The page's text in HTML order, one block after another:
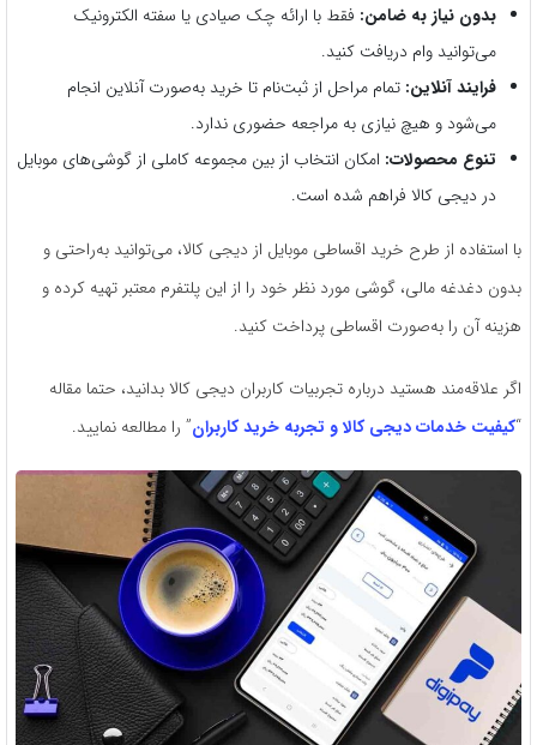
بدون نیاز به ضامن: فقط با ارائه چک صیادی یا سفته الکترونیک
می‌توانید وام دریافت کنید.
فرایند آنلاین: تمام مراحل از ثبت‌نام تا خرید به‌صورت آنلاین انجام
می‌شود و هیچ نیازی به مراجعه حضوری ندارد.
تنوع محصولات: امکان انتخاب از بین مجموعه کاملی از گوشی‌های موبایل
در دیجی کالا فراهم شده است.
با استفاده از طرح خرید اقساطی موبایل از دیجی کالا، می‌توانید به‌راحتی و
بدون دغدغه مالی، گوشی مورد نظر خود را از این پلتفرم معتبر تهیه کرده و
هزینه آن را به‌صورت اقساطی پرداخت کنید.
اگر علاقه‌مند هستید درباره تجربیات کاربران دیجی کالا بدانید، حتما مقاله
“کیفیت خدمات دیجی کالا و تجربه خرید کاربران” را مطالعه نمایید.